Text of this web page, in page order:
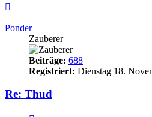
Ponder
Zauberer
Beiträge: 688
Registriert: Dienstag 18.
Re: Thud